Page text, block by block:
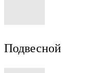
Подвесной